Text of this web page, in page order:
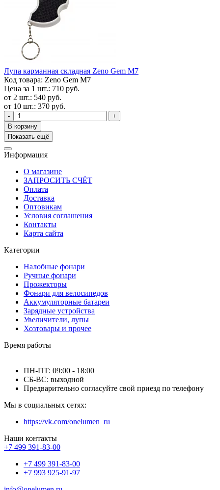
Лупа карманная складная Zeno Gem M7
Код товара: Zeno Gem M7
Цена за 1 шт.: 710 руб.
от 2 шт.: 540 руб.
от 10 шт.: 370 руб.
-
+
В корзину
Показать ещё
Информация
О магазине
ЗАПРОСИТЬ СЧЁТ
Оплата
Доставка
Оптовикам
Условия соглашения
Контакты
Карта сайта
Категории
Налобные фонари
Ручные фонари
Прожекторы
Фонари для велосипедов
Аккумуляторные батареи
Зарядные устройства
Увеличители, лупы
Хозтовары и прочее
Время работы
ПН-ПТ: 09:00 - 18:00
СБ-ВС: выходной
Предварительно согласуйте свой приезд по телефону
Мы в социальных сетях:
https://vk.com/onelumen_ru
Наши контакты
+7 499 391-83-00
+7 499 391-83-00
+7 993 925-91-97